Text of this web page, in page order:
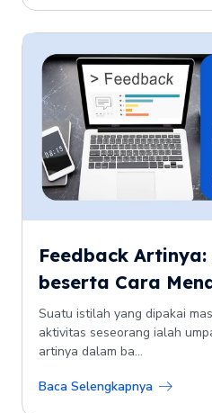
Feedback Artinya:
beserta Cara
Suatu istilah yang dipakai
aktivitas seseorang ialah
artinya dalam ba...
Baca Selengkapnya